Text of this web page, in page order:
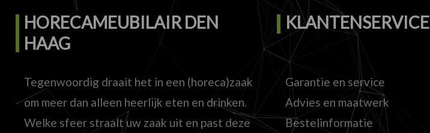
HORECAMEUBILAIR DEN
HAAG
Tegenwoordig draait het in een (horeca)zaak
om meer dan alleen heerlijk eten en drinken.
Welke sfeer straalt uw zaak uit en past deze
KLANTENSERVICE
Garantie en service
Advies en maatwerk
Bestelinformatie